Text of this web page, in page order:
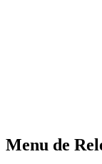
Menu de